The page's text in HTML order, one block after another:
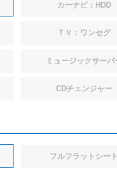
カーナビ：HDD
ＴＶ：ワンセグ
ミュージックサーバ
CDチェンジャー
フルフラットシート